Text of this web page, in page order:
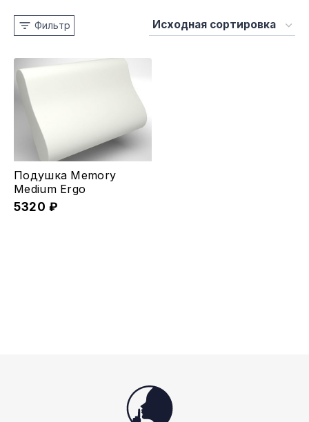
Фильтр
Подушка Memory
Medium Ergo
5320 ₽